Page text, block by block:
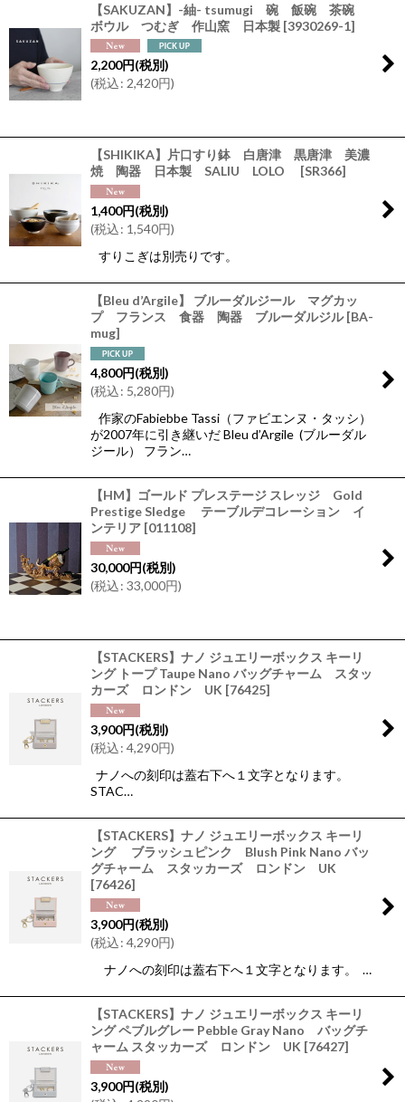
【SAKUZAN】-紬- tsumugi 碗 飯碗 茶碗
ボウル つむぎ 作山窯 日本製 [3930269-1]
2,200円(税別)
(税込: 2,420円)
【SHIKIKA】片口すり鉢 白唐津 黒唐津 美濃
焼 陶器 日本製 SALIU LOLO
[SR366]
1,400円(税別)
(税込: 1,540円)
すりこぎは別売りです。
【Bleu d’Argile】 ブルーダルジール マグカッ
プ フランス 食器 陶器 ブルーダルジル [BA-
mug]
4,800円(税別)
(税込: 5,280円)
作家のFabiebbe Tassi（ファビエンヌ・タッシ）
が2007年に引き継いだ Bleu d’Argile (ブルーダル
ジール） フラン…
【HM】ゴールド プレステージ スレッジ Gold
Prestige Sledge テーブルデコレーション イ
ンテリア [011108]
30,000円(税別)
(税込: 33,000円)
【STACKERS】ナノ ジュエリーボックス キーリ
ング トープ Taupe Nano バッグチャーム スタッ
カーズ ロンドン UK [76425]
3,900円(税別)
(税込: 4,290円)
ナノへの刻印は蓋右下へ１文字となります。
STAC…
【STACKERS】ナノ ジュエリーボックス キーリ
ング ブラッシュピンク Blush Pink Nano バッ
グチャーム スタッカーズ ロンドン UK
[76426]
3,900円(税別)
(税込: 4,290円)
ナノへの刻印は蓋右下へ１文字となります。 …
【STACKERS】ナノ ジュエリーボックス キーリ
ング ペブルグレー Pebble Gray Nano バッグチ
ャーム スタッカーズ ロンドン UK [76427]
3,900円(税別)